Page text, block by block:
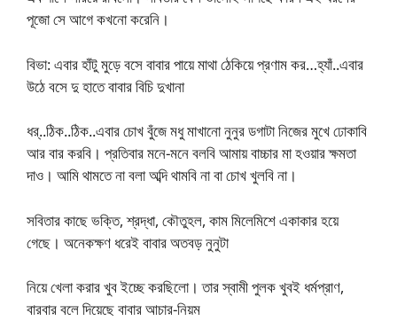
পূজো সে আগে কখনো করেনি।
বিভা: এবার হাঁটু মুড়ে বসে বাবার পায়ে মাথা ঠেকিয়ে প্রণাম কর…হ্যাঁ..এবার
উঠে বসে দু হাতে বাবার বিচি দুখানা
ধর্..ঠিক..ঠিক..এবার চোখ বুঁজে মধু মাখানো নুনুর ডগাটা নিজের মুখে ঢোকাবি
আর বার করবি। প্রতিবার মনে-মনে বলবি আমায় বাচ্চার মা হওয়ার ক্ষমতা
দাও। আমি থামতে না বলা অব্দি থামবি না বা চোখ খুলবি না।
সবিতার কাছে ভক্তি, শ্রদ্ধা, কৌতুহল, কাম মিলেমিশে একাকার হয়ে
গেছে। অনেকক্ষণ ধরেই বাবার অতবড় নুনুটা
নিয়ে খেলা করার খুব ইচ্ছে করছিলো। তার স্বামী পুলক খুবই ধর্মপ্রাণ,
বারবার বলে দিয়েছে বাবার আচার-নিয়ম